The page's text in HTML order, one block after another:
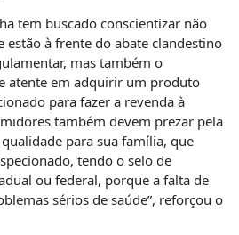
tem buscado conscientizar não
estão à frente do abate clandestino
mas também o
atente em adquirir um produto
para fazer a revenda à
também devem prezar pela
para sua família, que
tendo o selo de
ou federal, porque a falta de
sérios de saúde”, reforçou o